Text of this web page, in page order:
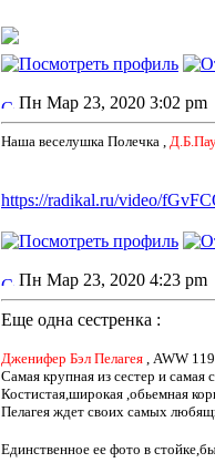
Пн Мар 23, 2020 3:02 pm
Наша веселушка Полечка ,
https://radikal.ru/video/
Пн Мар 23, 2020 4:23 pm
Еще одна сестренка :
Дженифер Бэл Пелагея , AWW
Самая крупная из сестер и самая
Костистая,широкая ,обьемная
Пелагея ждет своих самых
Единственное ее фото в